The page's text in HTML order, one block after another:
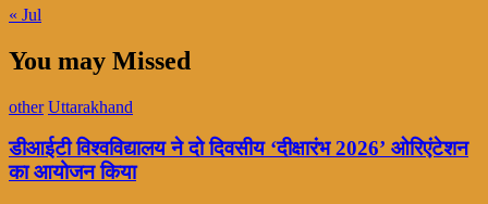
« Jul
You may Missed
other Uttarakhand
डीआईटी विश्वविद्यालय ने दो दिवसीय ‘दीक्षारंभ 2026’ ओरिएंटेशन
का आयोजन किया